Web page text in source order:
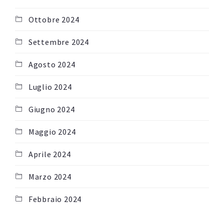
Ottobre 2024
Settembre 2024
Agosto 2024
Luglio 2024
Giugno 2024
Maggio 2024
Aprile 2024
Marzo 2024
Febbraio 2024